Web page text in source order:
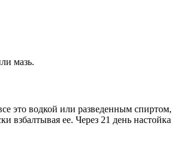
мазь.
это водкой или разведенным спиртом,
взбалтывая ее. Через 21 день настойка